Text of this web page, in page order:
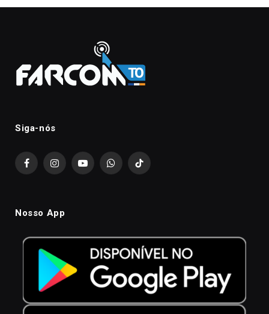
Siga-nós
FacebookInstagramYouTubeWhatsAppTikTok
Nosso App